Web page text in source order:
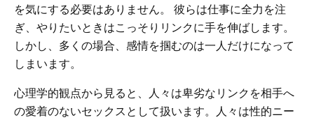
を気にする必要はありません。 彼らは仕事に全力を注
ぎ、やりたいときはこっそりリンクに手を伸ばします。
しかし、多くの場合、感情を掴むのは一人だけになって
しまいます。
心理学的観点から見ると、人々は卑劣なリンクを相手へ
の愛着のないセックスとして扱います。人々は性的ニー